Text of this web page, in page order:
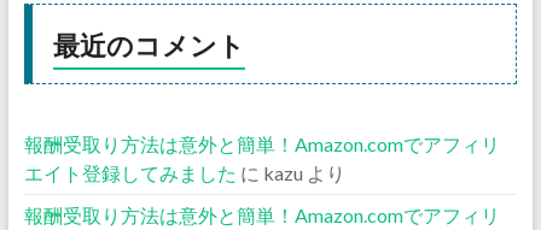
最近のコメント
報酬受取り方法は意外と簡単！Amazon.comでアフィリ
エイト登録してみました に kazu より
報酬受取り方法は意外と簡単！Amazon.comでアフィリ